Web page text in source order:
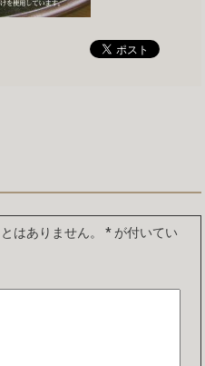
はありません。 * が付いてい